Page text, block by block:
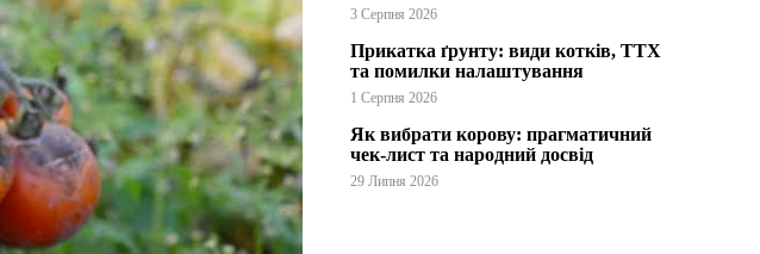
3 Серпня 2026
Прикатка ґрунту: види котків, ТТХ
та помилки налаштування
1 Серпня 2026
Як вибрати корову: прагматичний
чек-лист та народний досвід
29 Липня 2026